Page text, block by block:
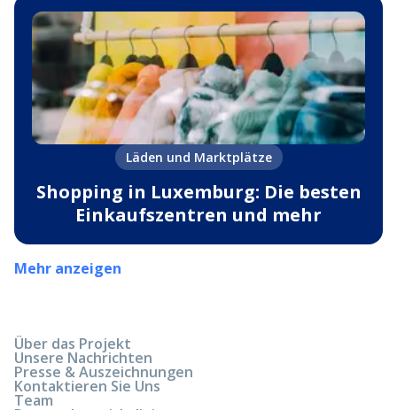
Läden und Marktplätze
Shopping in Luxemburg: Die besten
Einkaufszentren und mehr
Mehr anzeigen
Über das Projekt
Unsere Nachrichten
Presse & Auszeichnungen
Kontaktieren Sie Uns
Team